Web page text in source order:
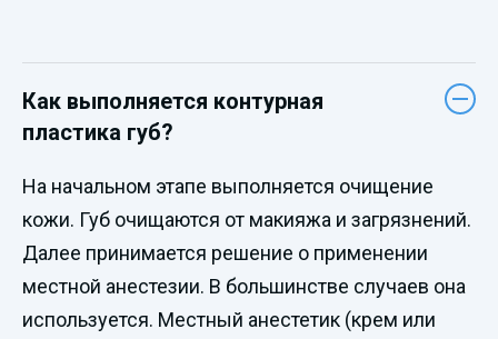
Как выполняется контурная
пластика губ?
На начальном этапе выполняется очищение
кожи. Губ очищаются от макияжа и загрязнений.
Далее принимается решение о применении
местной анестезии. В большинстве случаев она
используется. Местный анестетик (крем или